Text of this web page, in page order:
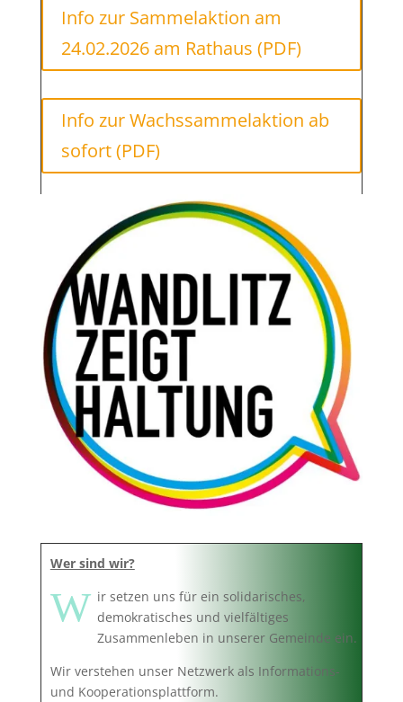
Info zur Sammelaktion am
24.02.2026 am Rathaus (PDF)
Info zur Wachssammelaktion ab
sofort (PDF)
Wer sind wir?
W ir setzen uns für ein solidarisches,
demokratisches und vielfältiges
Zusammenleben in unserer Gemeinde ein.
Wir verstehen unser Netzwerk als Informations-
und Kooperationsplattform.